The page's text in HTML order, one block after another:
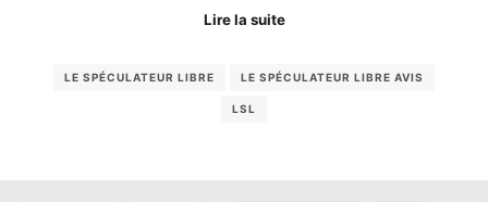
Lire la suite
LE SPÉCULATEUR LIBRE LE SPÉCULATEUR LIBRE AVIS
LSL